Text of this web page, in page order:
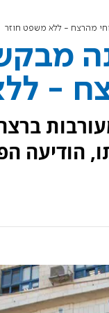
-
מסלוחי הורשע ב-
הודיעה